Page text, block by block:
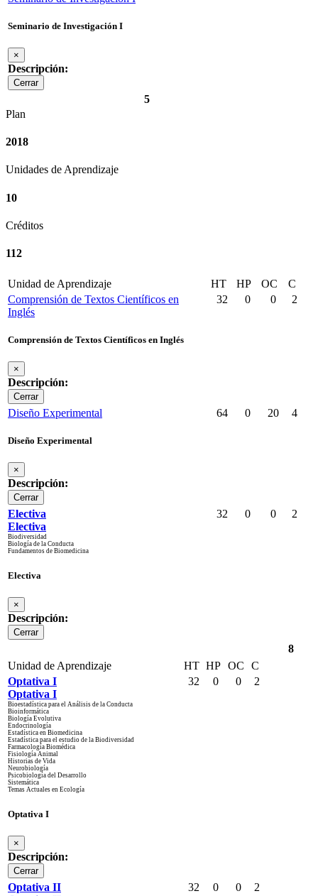
Seminario de Investigación I
×
Descripción:
Cerrar
5
Plan
2018
Unidades de Aprendizaje
10
Créditos
112
Unidad de Aprendizaje HT HP OC
C
Comprensión de Textos Científicos en
Inglés
Comprensión de Textos Científicos en Inglés
×
Descripción:
Cerrar
32 0 0 2
Diseño Experimental
Diseño Experimental
×
Descripción:
Cerrar
64 0 20 4
Electiva
Electiva
Biodiversidad
Biología de la Conducta
Fundamentos de Biomedicina
Electiva
×
Descripción:
Cerrar
32 0 0 2
8
Unidad de Aprendizaje
HT HP OC
C
Optativa I
Optativa I
Bioestadística para el Análisis de la Conducta
Bioinformática
Biología Evolutiva
Endocrinología
Estadística en Biomedicina
Estadística para el estudio de la Biodiversidad
Farmacología Biomédica
Fisiología Animal
Historias de Vida
Neurobiología
Psicobiología del Desarrollo
Sistemática
Temas Actuales en Ecología
Optativa I
×
Descripción:
Cerrar
32 0 0 2
Optativa II
32 0 0 2